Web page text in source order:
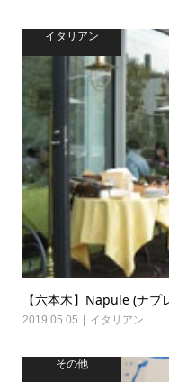
イタリアン
【六本木】Napule (ナ
2019.05.05 イタリアン
その他